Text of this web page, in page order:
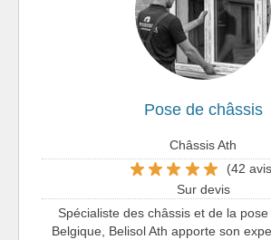
Pose de châssis
Châssis Ath
(42
Sur devis
Spécialiste des châssis et de la
Belgique, Belisol Ath apporte son